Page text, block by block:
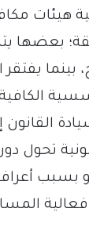
هيئات
بعضها
يفتقر
تحول
أو بسبب